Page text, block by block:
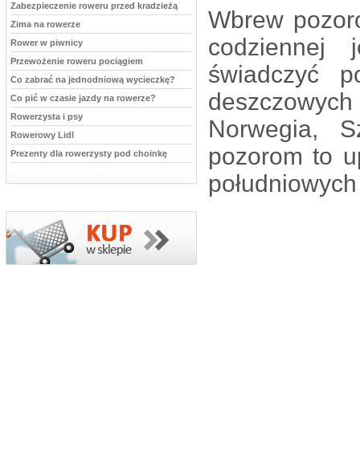
Zabezpieczenie roweru przed kradzieżą
Zima na rowerze
Rower w piwnicy
Przewożenie roweru pociągiem
Co zabrać na jednodniową wycieczkę?
Co pić w czasie jazdy na rowerze?
Rowerzysta i psy
Rowerowy Lidl
Prezenty dla rowerzysty pod choinkę
Wbrew
świadczyć
Norwegia,
pozorom to